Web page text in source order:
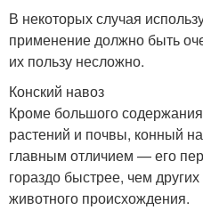
В некоторых случая
применение должно быть
их пользу несложно.
Конский навоз
Кроме большого
растений и почвы, конный
главным отличием — его
гораздо быстрее, чем
животного происхождения.